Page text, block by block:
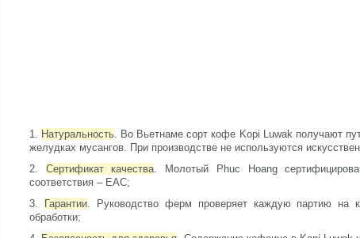
Натуральность. Во Вьетнаме сорт кофе Kopi Luwak получают
желудках мусангов. При производстве не используются
Сертификат качества. Молотый Phuc Hoang
соответствия – ЕАС;
Гарантии. Руководство ферм проверяет каждую партию на
обработки;